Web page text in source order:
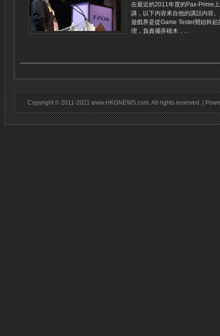
在最近的2011年度的Pax-Prime
講，以下內容來自他的講話內容
遊戲界是從Game Tester開始幹
理，負責擺弄積木，...
Copyright © 2011-2021 www.HKGNEWS.com. All rights reserved. |